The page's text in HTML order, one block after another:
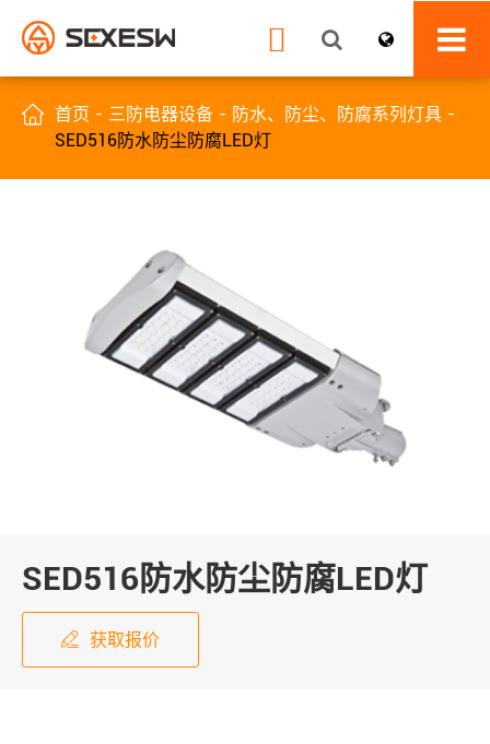

 首页 三防电器设备
防水、防尘、防腐系列灯具
SED516防水防尘防腐LED灯
SED516防水防尘防腐LED灯
 获取报价